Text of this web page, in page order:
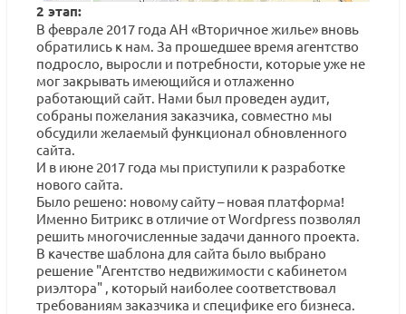
2 этап:
В феврале 2017 года АН «Вторичное жилье» вновь
обратились к нам. За прошедшее время агентство
подросло, выросли и потребности, которые уже не
мог закрывать имеющийся и отлаженно
работающий сайт. Нами был проведен аудит,
собраны пожелания заказчика, совместно мы
обсудили желаемый функционал обновленного
сайта.
И в июне 2017 года мы приступили к разработке
нового сайта.
Было решено: новому сайту – новая платформа!
Именно Битрикс в отличие от Wordpress позволял
решить многочисленные задачи данного проекта.
В качестве шаблона для сайта было выбрано
решение "Агентство недвижимости с кабинетом
риэлтора" , который наиболее соответствовал
требованиям заказчика и специфике его бизнеса.